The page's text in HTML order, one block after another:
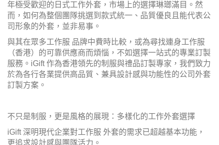
年極受歡迎的日式工作外套，市場上的選擇琳瑯滿目。然
而，如何為整個團隊挑選到款式統一、品質優良且能代表公
司形象的外套，並非易事。
與其在眾多工作服 品牌中費時比較，或為尋找連身工作服
（香港）的可靠供應商而煩惱，不如選擇一站式的專業訂製
服務。iGift 作為香港領先的制服與禮品訂製專家，我們致力
於為各行各業提供高品質、兼具設計感與功能性的公司外套
訂製方案。
不只是制服，更是風格的展現：多樣化的工作外套選擇
iGift 深明現代企業對工作服 外套的需求已超越基本功能，
更追求設計感與團隊活力。